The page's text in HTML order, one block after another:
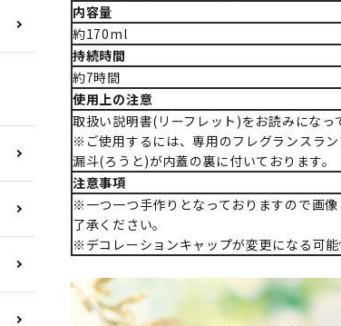
内容量
約170ml
持続時間
約7時間
使用上の注意
取扱い説明書(リーフレット)をお読みになっ
※ご使用するには、専用のフレグランスラ
漏斗(ろうと)が内蓋の裏に付いております。
注意事項
※一つ一つ手作りとなっておりますので画
了承ください。
※デコレーションキャップが変更になる可能